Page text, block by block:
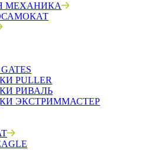
МЕХАНИКА
PULLER
РИВАЛЬ
ЭКСТРИММАСТЕР